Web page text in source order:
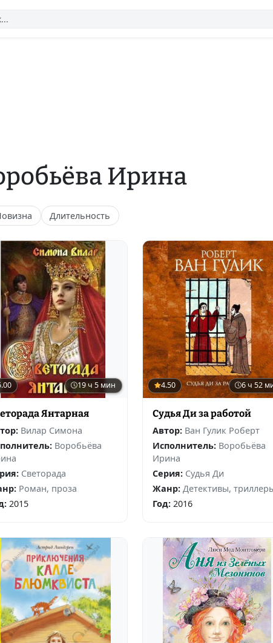
Ирина
Длительность
19 ч 5 мин
Янтарная
Вилар Симона
Воробьёва
Светорада
Роман, проза
2015
4.50 6 ч 52
Судья Ди за работой
Автор: Ван Гулик Роберт
Исполнитель: Воробьёва
Ирина
Серия: Судья Ди
Жанр: Детективы,
Год:2016